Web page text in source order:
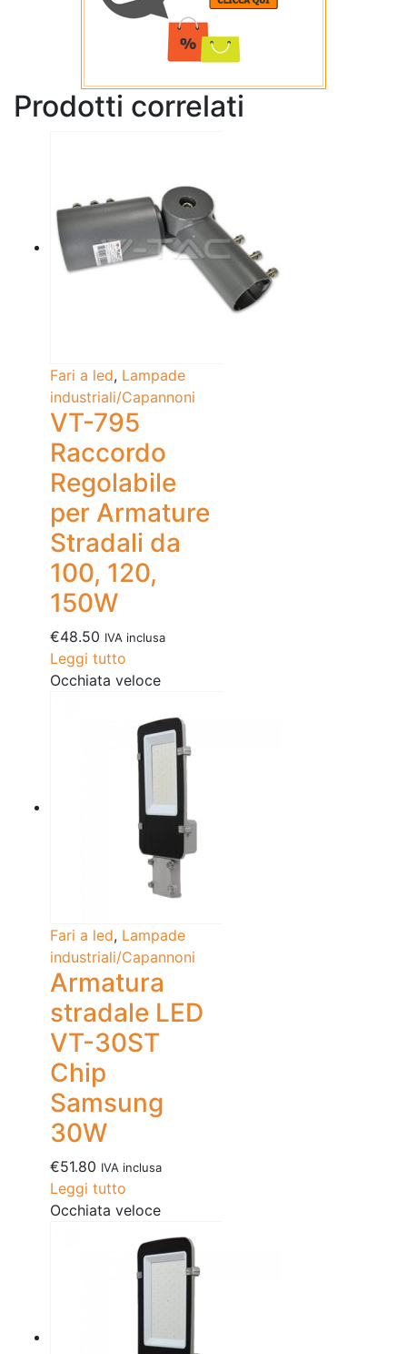
Prodotti correlati
Fari a led, Lampade
industriali/Capannoni
VT-795
Raccordo
Regolabile
per Armature
Stradali da
100, 120,
150W
€48.50 IVA inclusa
Leggi tutto
Occhiata veloce
Fari a led, Lampade
industriali/Capannoni
Armatura
stradale LED
VT-30ST
Chip
Samsung
30W
€51.80 IVA inclusa
Leggi tutto
Occhiata veloce